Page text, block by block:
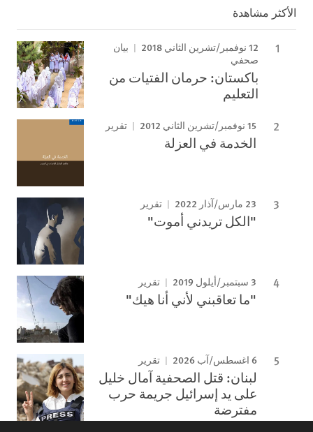
الأكثر مشاهدة
12 نوفمبر/تشرين الثاني 2018
بيان
صحفي
باكستان: حرمان الفتيات من
التعليم
15 نوفمبر/تشرين الثاني 2012 تقرير
الخدمة في العزلة
23 مارس/آذار 2022 تقرير
"الكل تريدني أموت"
3 سبتمبر/أيلول 2019 تقرير
"ما تعاقبني لأني أنا هيك"
6 اغسطس/آب 2026 تقرير
لبنان: قتل الصحفية آمال خليل
على يد إسرائيل جريمة حرب
مفترضة